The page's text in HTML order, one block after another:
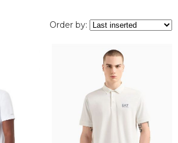
Order by: